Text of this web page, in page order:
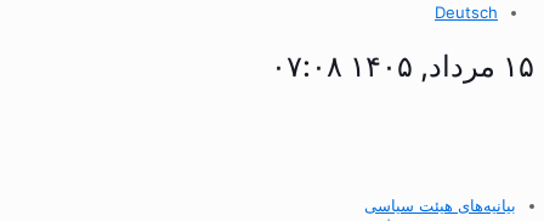
Deutsch
۱۵ مرداد, ۱۴۰۵ ۰۷:۰۸
بیانیه‌های هیئت سیاسی